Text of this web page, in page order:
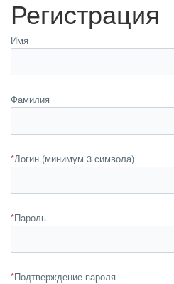
Регистрация
Имя
Фамилия
*Логин (минимум 3 символа)
*Пароль
*Подтверждение пароля